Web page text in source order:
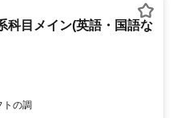
科目メイン(英語・国語な
の調